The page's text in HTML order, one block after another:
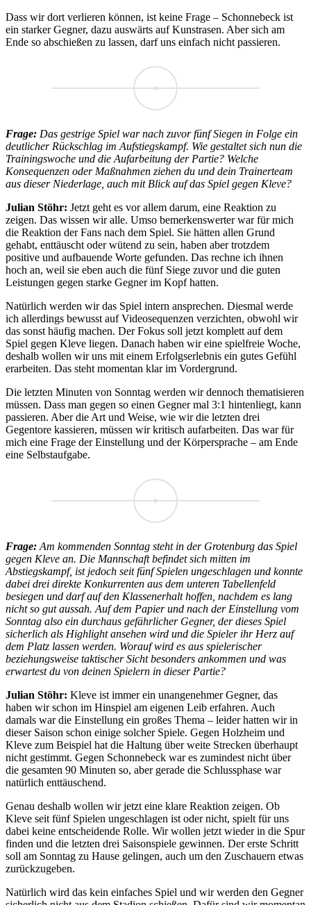
Dass wir dort verlieren können, ist keine Frage – Schonnebeck ist
ein starker Gegner, dazu auswärts auf Kunstrasen. Aber sich am
Ende so abschießen zu lassen, darf uns einfach nicht passieren.
Frage: Das gestrige Spiel war nach zuvor fünf Siegen in Folge ein
deutlicher Rückschlag im Aufstiegskampf. Wie gestaltet sich nun die
Trainingswoche und die Aufarbeitung der Partie? Welche
Konsequenzen oder Maßnahmen ziehen du und dein Trainerteam
aus dieser Niederlage, auch mit Blick auf das Spiel gegen Kleve?
Julian Stöhr: Jetzt geht es vor allem darum, eine Reaktion zu
zeigen. Das wissen wir alle. Umso bemerkenswerter war für mich
die Reaktion der Fans nach dem Spiel. Sie hätten allen Grund
gehabt, enttäuscht oder wütend zu sein, haben aber trotzdem
positive und aufbauende Worte gefunden. Das rechne ich ihnen
hoch an, weil sie eben auch die fünf Siege zuvor und die guten
Leistungen gegen starke Gegner im Kopf hatten.
Natürlich werden wir das Spiel intern ansprechen. Diesmal werde
ich allerdings bewusst auf Videosequenzen verzichten, obwohl wir
das sonst häufig machen. Der Fokus soll jetzt komplett auf dem
Spiel gegen Kleve liegen. Danach haben wir eine spielfreie Woche,
deshalb wollen wir uns mit einem Erfolgserlebnis ein gutes Gefühl
erarbeiten. Das steht momentan klar im Vordergrund.
Die letzten Minuten von Sonntag werden wir dennoch thematisieren
müssen. Dass man gegen so einen Gegner mal 3:1 hintenliegt, kann
passieren. Aber die Art und Weise, wie wir die letzten drei
Gegentore kassieren, müssen wir kritisch aufarbeiten. Das war für
mich eine Frage der Einstellung und der Körpersprache – am Ende
eine Selbstaufgabe.
Frage: Am kommenden Sonntag steht in der Grotenburg das Spiel
gegen Kleve an. Die Mannschaft befindet sich mitten im
Abstiegskampf, ist jedoch seit fünf Spielen ungeschlagen und konnte
dabei drei direkte Konkurrenten aus dem unteren Tabellenfeld
besiegen und darf auf den Klassenerhalt hoffen, nachdem es lang
nicht so gut aussah. Auf dem Papier und nach der Einstellung vom
Sonntag also ein durchaus gefährlicher Gegner, der dieses Spiel
sicherlich als Highlight ansehen wird und die Spieler ihr Herz auf
dem Platz lassen werden. Worauf wird es aus spielerischer
beziehungsweise taktischer Sicht besonders ankommen und was
erwartest du von deinen Spielern in dieser Partie?
Julian Stöhr: Kleve ist immer ein unangenehmer Gegner, das
haben wir schon im Hinspiel am eigenen Leib erfahren. Auch
damals war die Einstellung ein großes Thema – leider hatten wir in
dieser Saison schon einige solcher Spiele. Gegen Holzheim und
Kleve zum Beispiel hat die Haltung über weite Strecken überhaupt
nicht gestimmt. Gegen Schonnebeck war es zumindest nicht über
die gesamten 90 Minuten so, aber gerade die Schlussphase war
natürlich enttäuschend.
Genau deshalb wollen wir jetzt eine klare Reaktion zeigen. Ob
Kleve seit fünf Spielen ungeschlagen ist oder nicht, spielt für uns
dabei keine entscheidende Rolle. Wir wollen jetzt wieder in die Spur
finden und die letzten drei Saisonspiele gewinnen. Der erste Schritt
soll am Sonntag zu Hause gelingen, auch um den Zuschauern etwas
zurückzugeben.
Natürlich wird das kein einfaches Spiel und wir werden den Gegner